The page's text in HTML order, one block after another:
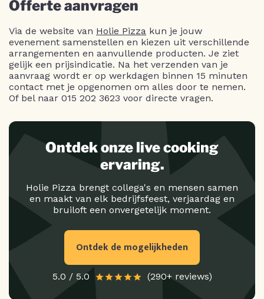
Offerte aanvragen
Via de website van Holie Pizza kun je jouw
evenement samenstellen en kiezen uit verschillende
arrangementen en aanvullende producten. Je ziet
gelijk een prijsindicatie. Na het verzenden van je
aanvraag wordt er op werkdagen binnen 15 minuten
contact met je opgenomen om alles door te nemen.
Of bel naar 015 202 3623 voor directe vragen.
Ontdek onze live cooking
ervaring.
Holie Pizza brengt collega's en mensen samen
en maakt van elk bedrijfsfeest, verjaardag en
bruiloft een onvergetelijk moment.
Ontdek de mogelijkheden
5.0 / 5.0 (290+ reviews)